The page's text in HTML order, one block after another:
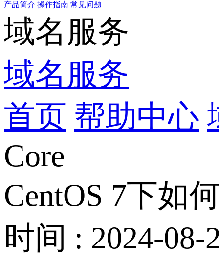
产品简介 操作指南 常见问题
域名服务
域名服务
首页 帮助中心
Core
CentOS 7下如
时间 : 2024-08-